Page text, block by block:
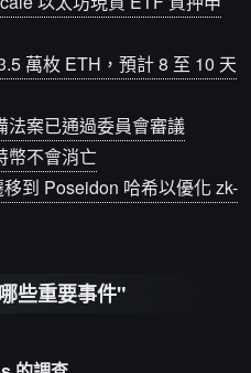
萬枚 ETH，預計 8 至 10 天
法案已通過委員會審議
幣不會消亡
到 Poseidon 哈希以優化 zk-
些重要事件"